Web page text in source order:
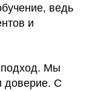
ведь
и
Мы
доверие. С